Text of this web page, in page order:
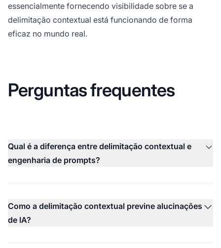
essencialmente fornecendo visibilidade sobre se a
delimitação contextual está funcionando de forma
eficaz no mundo real.
Perguntas frequentes
Qual é a diferença entre delimitação contextual e
engenharia de prompts?
Como a delimitação contextual previne alucinações
de IA?